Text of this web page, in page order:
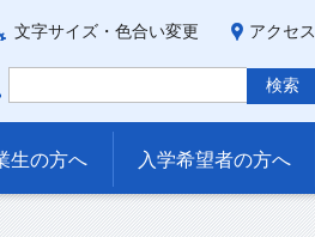
文字サイズ・色合い変更 アクセス
生の方へ 入学希望者の方へ